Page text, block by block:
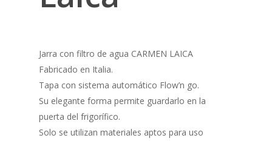
Jarra con filtro de agua CARMEN LAICA
Fabricado en Italia.
Tapa con sistema automático Flow’n go.
Su elegante forma permite guardarlo en la
puerta del frigorífico.
Solo se utilizan materiales aptos para uso